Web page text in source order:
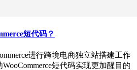
短代码？
进行跨境电商独立站搭建工作
短代码实现更加醒目的